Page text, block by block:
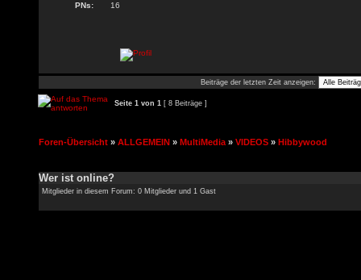
PNs:
16
Beiträge der letzten Zeit anzeigen:
Seite 1 von 1 [ 8 Beiträge ]
Foren-Übersicht » ALLGEMEIN » MultiMedia » VIDEOS » Hibbywood
Wer ist online?
Mitglieder in diesem Forum: 0 Mitglieder und 1 Gast